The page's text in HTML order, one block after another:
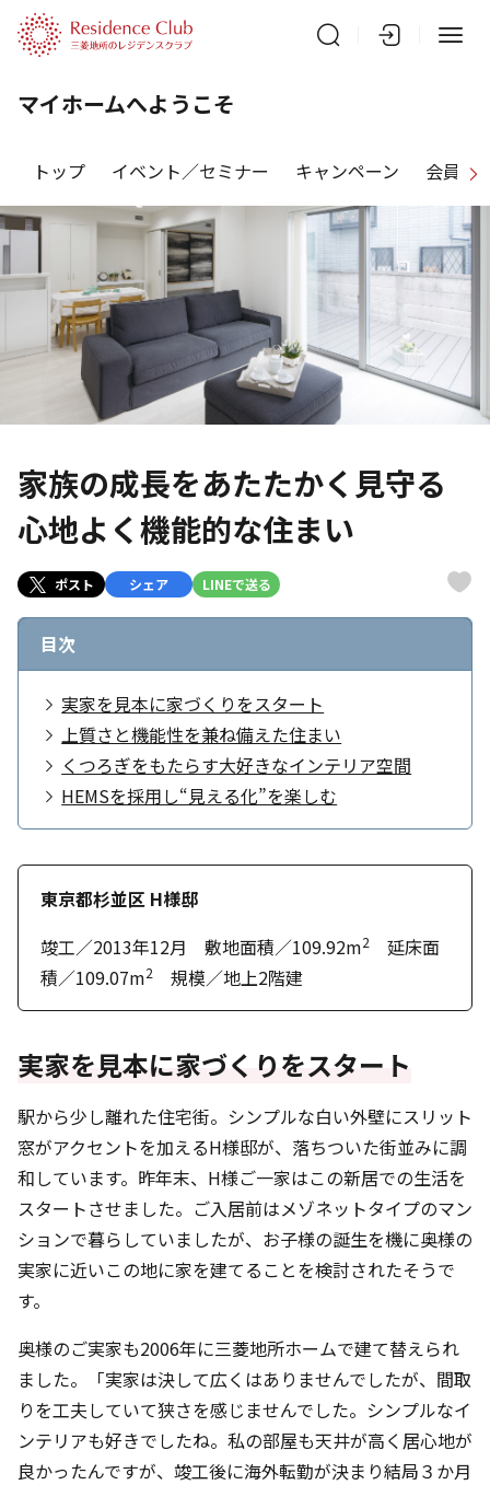
マイホームへようこそ
トップ イベント／セミナー キャンペーン 会員特
家族の成長をあたたかく見守る
心地よく機能的な住まい
ポスト シェア LINEで送る
目次
実家を見本に家づくりをスタート
上質さと機能性を兼ね備えた住まい
くつろぎをもたらす大好きなインテリア空間
HEMSを採用し“見える化”を楽しむ
東京都杉並区 H様邸
竣工／2013年12月 敷地面積／109.92m2
延床面
積／109.07m2 規模／地上2階建
実家を見本に家づくりをスタート
駅から少し離れた住宅街。シンプルな白い外壁にスリット
窓がアクセントを加えるH様邸が、落ちついた街並みに調
和しています。昨年末、H様ご一家はこの新居での生活を
スタートさせました。ご入居前はメゾネットタイプのマン
ションで暮らしていましたが、お子様の誕生を機に奥様の
実家に近いこの地に家を建てることを検討されたそうで
す。
奥様のご実家も2006年に三菱地所ホームで建て替えられ
ました。「実家は決して広くはありませんでしたが、間取
りを工夫していて狭さを感じませんでした。シンプルなイ
ンテリアも好きでしたね。私の部屋も天井が高く居心地が
良かったんですが、竣工後に海外転勤が決まり結局３か月